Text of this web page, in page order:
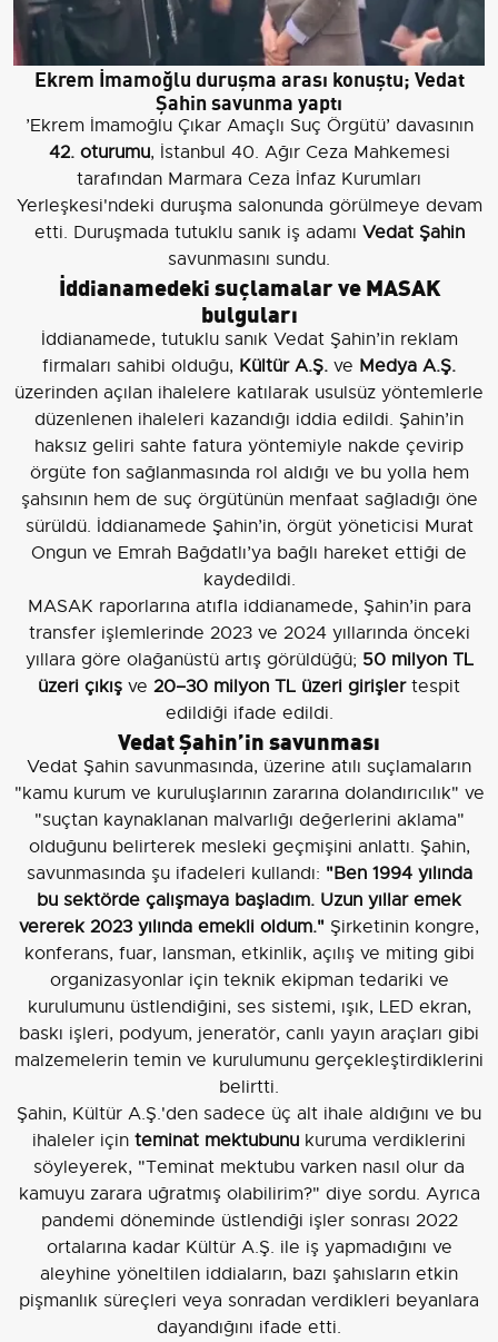
Ekrem İmamoğlu duruşma arası konuştu; Vedat
Şahin savunma yaptı
’Ekrem İmamoğlu Çıkar Amaçlı Suç Örgütü’ davasının
42. oturumu, İstanbul 40. Ağır Ceza Mahkemesi
tarafından Marmara Ceza İnfaz Kurumları
Yerleşkesi'ndeki duruşma salonunda görülmeye devam
etti. Duruşmada tutuklu sanık iş adamı Vedat Şahin
savunmasını sundu.
İddianamedeki suçlamalar ve MASAK
bulguları
İddianamede, tutuklu sanık Vedat Şahin’in reklam
firmaları sahibi olduğu, Kültür A.Ş. ve Medya A.Ş.
üzerinden açılan ihalelere katılarak usulsüz yöntemlerle
düzenlenen ihaleleri kazandığı iddia edildi. Şahin’in
haksız geliri sahte fatura yöntemiyle nakde çevirip
örgüte fon sağlanmasında rol aldığı ve bu yolla hem
şahsının hem de suç örgütünün menfaat sağladığı öne
sürüldü. İddianamede Şahin’in, örgüt yöneticisi Murat
Ongun ve Emrah Bağdatlı’ya bağlı hareket ettiği de
kaydedildi.
MASAK raporlarına atıfla iddianamede, Şahin’in para
transfer işlemlerinde 2023 ve 2024 yıllarında önceki
yıllara göre olağanüstü artış görüldüğü; 50 milyon TL
üzeri çıkış ve 20–30 milyon TL üzeri girişlertespit
edildiği ifade edildi.
Vedat Şahin’in savunması
Vedat Şahin savunmasında, üzerine atılı suçlamaların
"kamu kurum ve kuruluşlarının zararına dolandırıcılık" ve
"suçtan kaynaklanan malvarlığı değerlerini aklama"
olduğunu belirterek mesleki geçmişini anlattı. Şahin,
savunmasında şu ifadeleri kullandı: "Ben 1994 yılında
bu sektörde çalışmaya başladım. Uzun yıllar emek
vererek 2023 yılında emekli oldum." Şirketinin kongre,
konferans, fuar, lansman, etkinlik, açılış ve miting gibi
organizasyonlar için teknik ekipman tedariki ve
kurulumunu üstlendiğini, ses sistemi, ışık, LED ekran,
baskı işleri, podyum, jeneratör, canlı yayın araçları gibi
malzemelerin temin ve kurulumunu gerçekleştirdiklerini
belirtti.
Şahin, Kültür A.Ş.'den sadece üç alt ihale aldığını ve bu
ihaleler için teminat mektubunu kuruma verdiklerini
söyleyerek, "Teminat mektubu varken nasıl olur da
kamuyu zarara uğratmış olabilirim?" diye sordu. Ayrıca
pandemi döneminde üstlendiği işler sonrası 2022
ortalarına kadar Kültür A.Ş. ile iş yapmadığını ve
aleyhine yöneltilen iddiaların, bazı şahısların etkin
pişmanlık süreçleri veya sonradan verdikleri beyanlara
dayandığını ifade etti.